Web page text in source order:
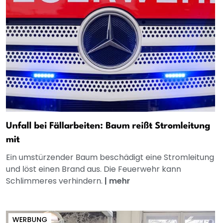
Unfall bei Fällarbeiten: Baum reißt Stromleitung
mit
Ein umstürzender Baum beschädigt eine Stromleitung
und löst einen Brand aus. Die Feuerwehr kann
Schlimmeres verhindern. | mehr
WERBUNG